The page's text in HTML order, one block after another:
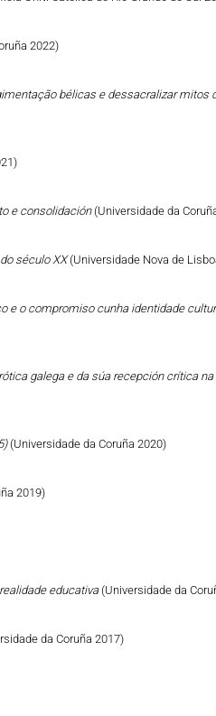
2022)
bélicas e dessacralizar mitos
e consolidación(Universidade da
século XX(Universidade Nova de
e o compromiso cunha identidade
galega e da súa recepción crítica
(Universidade da Coruña 2020)
2019)
educativa(Universidade da
da Coruña 2017)